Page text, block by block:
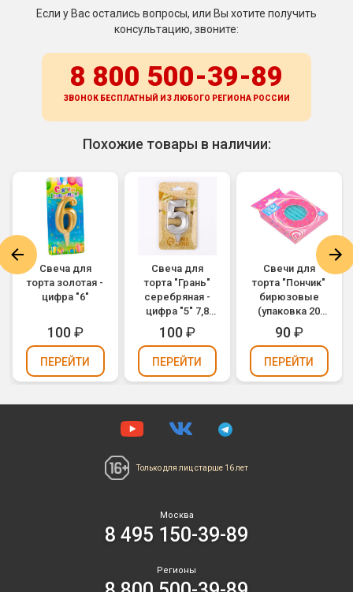
Если у Вас остались вопросы, или Вы хотите получить
консультацию, звоните:
8 800 500-39-89
ЗВОНОК БЕСПЛАТНЫЙ ИЗ ЛЮБОГО РЕГИОНА РОССИИ
Похожие товары в наличии:
Свеча для
торта золотая -
цифра "6"
100₽
ПЕРЕЙТИ
Свеча для
торта "Грань"
серебряная -
цифра "5" 7,8
см
100₽
ПЕРЕЙТИ
Свечи для
торта "Пончик"
бирюзовые
(упаковка 20
шт.)
90₽
ПЕРЕЙТИ
Только для лиц старше 16 лет
Москва
8 495 150-39-89
Регионы